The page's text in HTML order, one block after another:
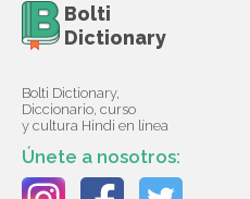
Bolti
Dictionary
Bolti Dictionary,
Diccionario, curso
y cultura Hindi en línea
Únete a nosotros: